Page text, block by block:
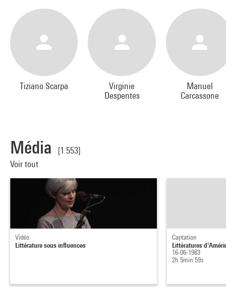
Tiziano Scarpa
Virginie
Despentes
Manuel
Carcassone
Média
[1 553]
Voir tout
Vidéo
Littérature sous influences
Captation
Littératures
16-06-1983
2h 5min 59s